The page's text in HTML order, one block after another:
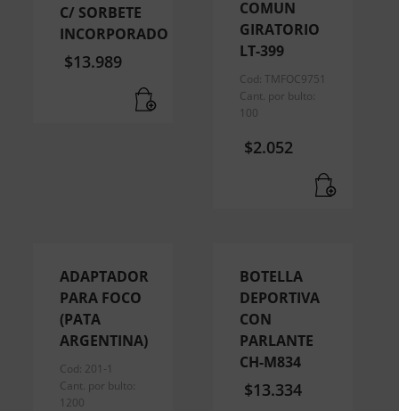
C/ SORBETE
INCORPORADO
$13.989
COMUN
GIRATORIO
LT-399
Cod: TMFOC9751
Cant. por bulto:
100
$2.052
ADAPTADOR
PARA FOCO
(PATA
ARGENTINA)
Cod: 201-1
Cant. por bulto:
1200
BOTELLA
DEPORTIVA
CON
PARLANTE
CH-M834
$13.334